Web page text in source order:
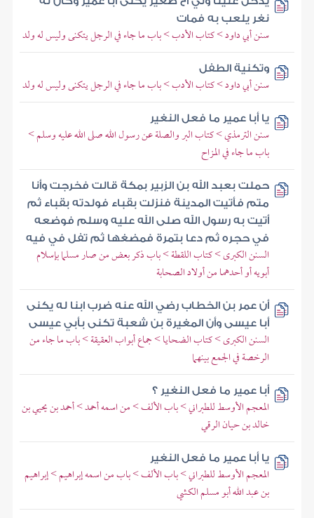
نغر يلعب به فمات
سنن أبي داود > كتاب الأدب > باب ما جاء في الرجل يتكنى وليس له ولد
وتكنية الطفل
سنن أبي داود > كتاب الأدب > باب ما جاء في الرجل يتكنى وليس له ولد
يا أبا عمير ما فعل النغير
سنن الترمذي > كتاب البر والصلة عن رسول الله صلى الله عليه وسلم >
باب ما جاء في المزاح
حملت بعبد الله بن الزبير بمكة قالت فخرجت وأنا
متم فأتيت المدينة فنزلت بقباء فولدته بقباء ثم
أتيت به رسول الله صلى الله عليه وسلم فوضعه
في حجره ثم دعا بتمرة فمضغها ثم تفل في فيه
السنن الكبرى > كتاب اللقطة > باب ذكر بعض من صار مسلما بإسلام
أبويه أو أحدهما من أولاد الصحابة
أن عمر بن الخطاب رضي الله عنه ضرب ابنا له يكنى
أبا عيسى وأن المغيرة بن شعبة تكنى بأبي عيسى
السنن الكبرى > كتاب الضحايا > جماع أبواب العقيقة > باب ما جاء من
الرخصة في الجمع بينهما
أبا عمير ما فعل النغير ؟
المعجم الأوسط للطبراني > باب الألف > من اسمه أحمد > أحمد بن يحيي بن
خالد بن حيان الرقي
يا أبا عمير ما فعل النغير
المعجم الأوسط للطبراني > باب الألف > باب من اسمه إبراهيم > إبراهيم
بن عبد الله أبو مسلم الكشي